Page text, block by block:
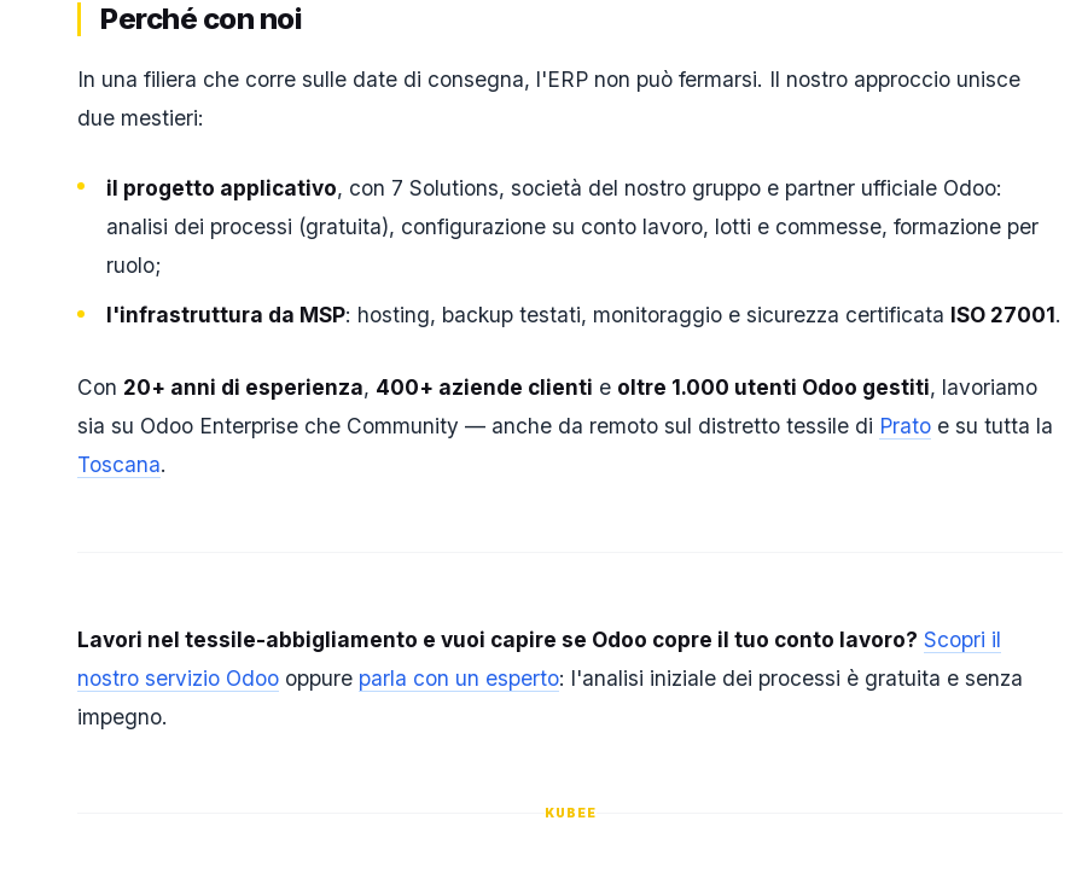
Perché con noi
In una filiera che corre sulle date di consegna, l'ERP non può fermarsi. Il nostro approccio unisce
due mestieri:
il progetto applicativo, con 7 Solutions, società del nostro gruppo e partner ufficiale Odoo:
analisi dei processi (gratuita), configurazione su conto lavoro, lotti e commesse, formazione per
ruolo;
l'infrastruttura da MSP: hosting, backup testati, monitoraggio e sicurezza certificata ISO 27001.
Con 20+ anni di esperienza, 400+ aziende clienti e oltre 1.000 utenti Odoo gestiti, lavoriamo
sia su Odoo Enterprise che Community — anche da remoto sul distretto tessile di Prato e su tutta la
Toscana.
Lavori nel tessile-abbigliamento e vuoi capire se Odoo copre il tuo conto lavoro? Scopri il
nostro servizio Odoo oppure parla con un esperto: l'analisi iniziale dei processi è gratuita e senza
impegno.
KUBEE